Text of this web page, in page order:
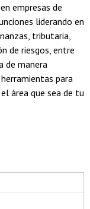
empresas de
liderando en
tributaria,
de riesgos, entre
de manera
para
área que sea de tu